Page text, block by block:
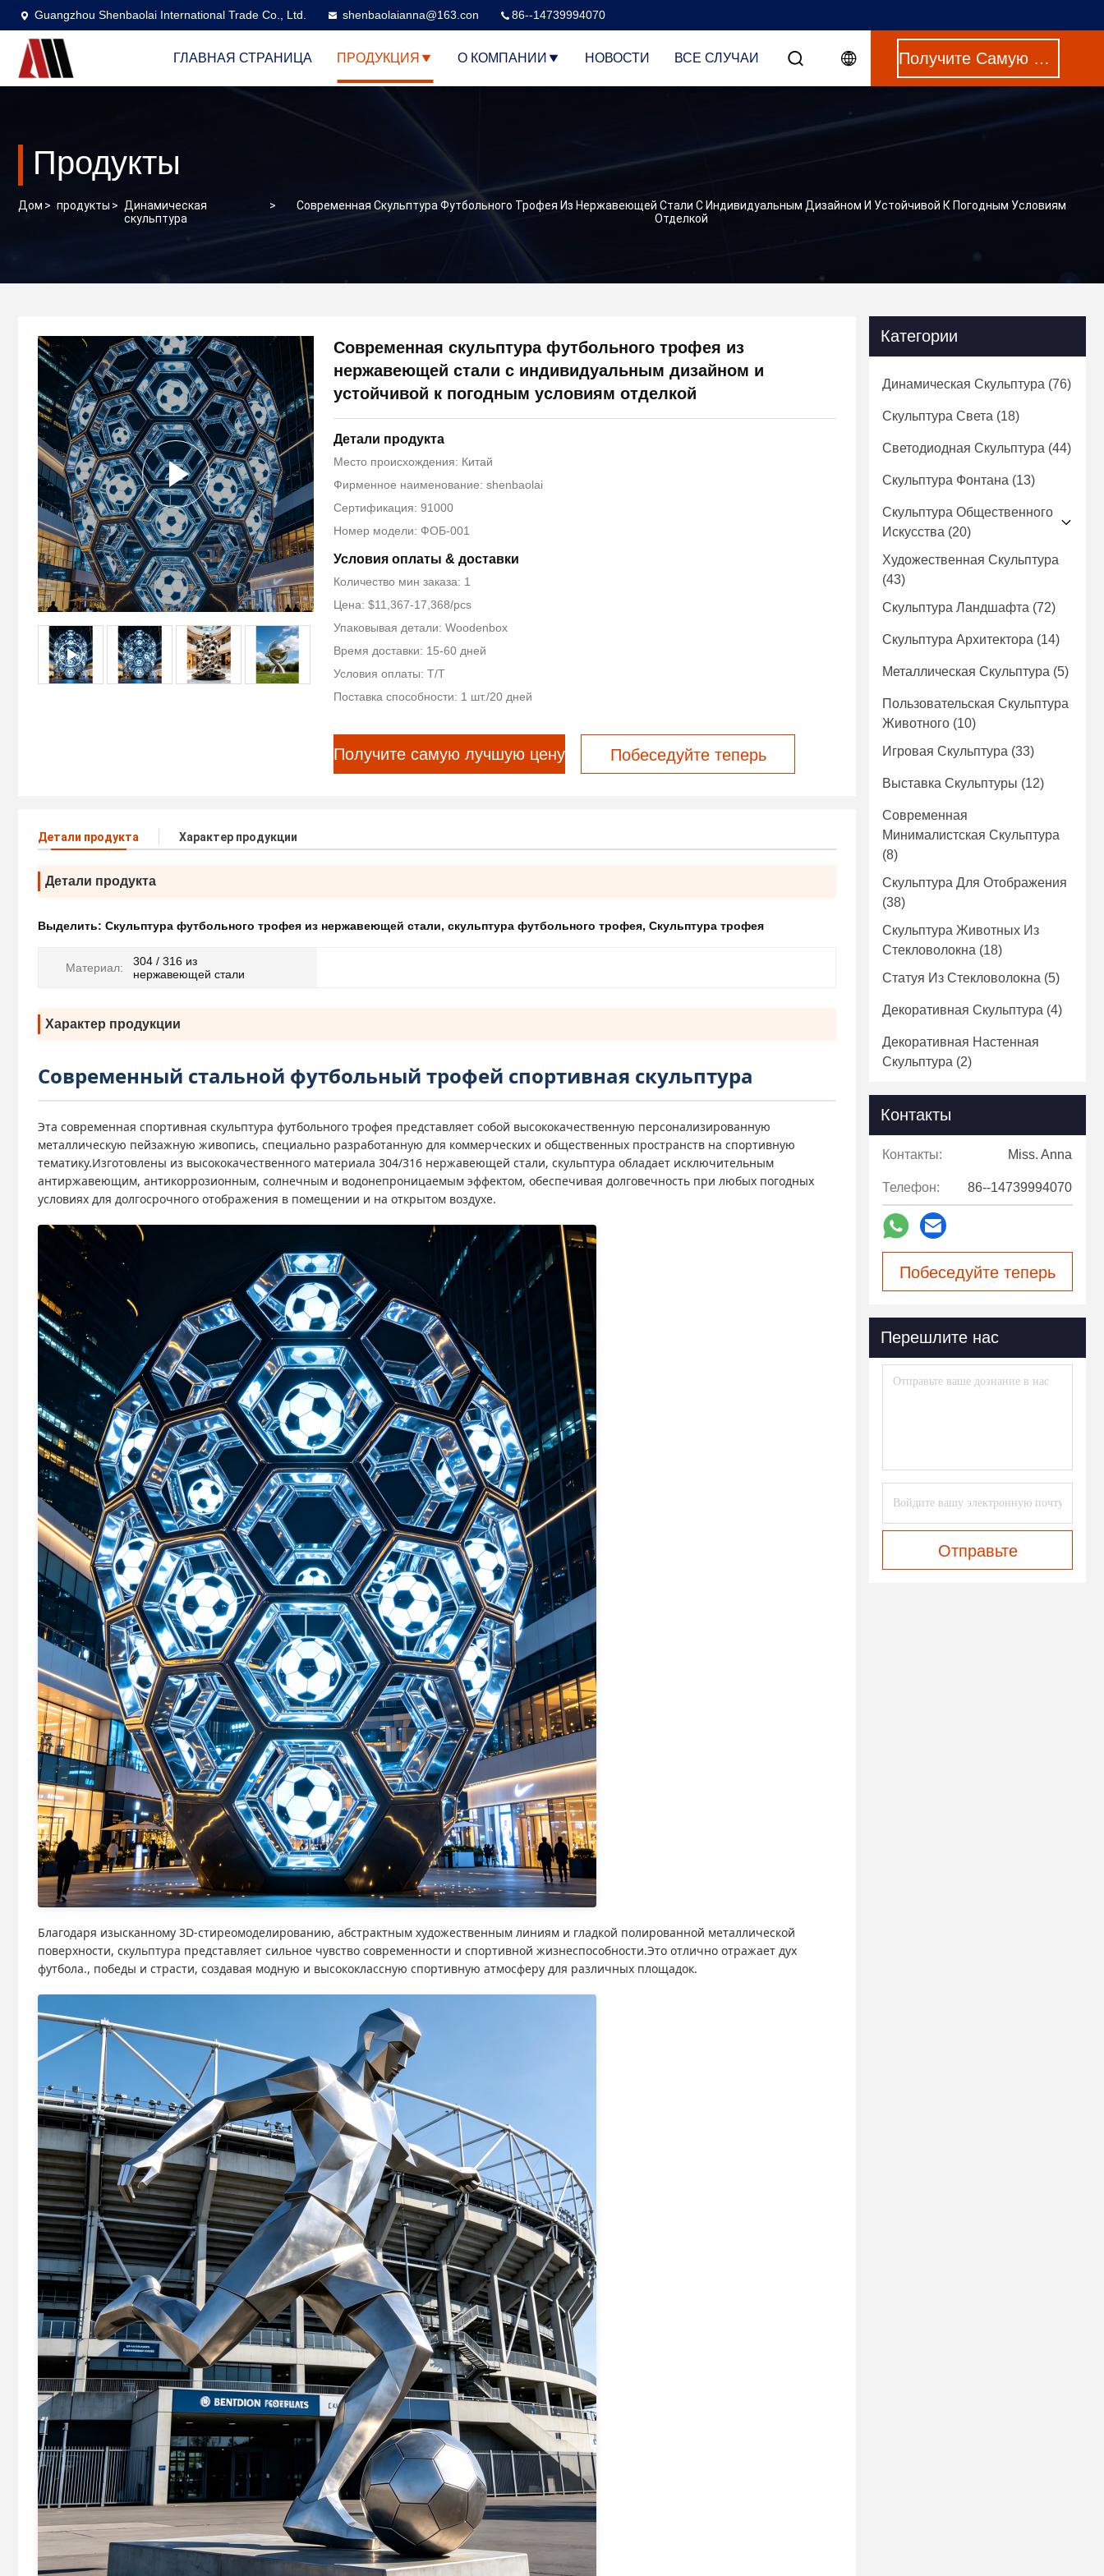
Guangzhou Shenbaolai International Trade Co., Ltd. shenbaolaianna@163.con 86--14739994070
ГЛАВНАЯ СТРАНИЦА ПРОДУКЦИЯ О КОМПАНИИ НОВОСТИ ВСЕ СЛУЧАИ Получите Самую Лучшую Цену
Продукты
Дом > продукты > Динамическая
скульптура
>
Современная Скульптура Футбольного Трофея Из Нержавеющей Стали С Индивидуальным Дизайном И Устойчивой К Погодным Условиям
Отделкой
Современная скульптура футбольного трофея из
нержавеющей стали с индивидуальным дизайном и
устойчивой к погодным условиям отделкой
Детали продукта
Место происхождения: Китай
Фирменное наименование: shenbaolai
Сертификация: 91000
Номер модели: ФОБ-001
Условия оплаты & доставки
Количество мин заказа: 1
Цена: $11,367-17,368/pcs
Упаковывая детали: Woodenbox
Время доставки: 15-60 дней
Условия оплаты: Т/Т
Поставка способности: 1 шт./20 дней
Получите самую лучшую цену Побеседуйте теперь
Детали продукта Характер продукции
Детали продукта
Выделить: Скульптура футбольного трофея из нержавеющей стали, скульптура футбольного трофея, Скульптура трофея
Материал:
304 / 316 из
нержавеющей стали
Характер продукции
Современный стальной футбольный трофей спортивная скульптура
Эта современная спортивная скульптура футбольного трофея представляет собой высококачественную персонализированную
металлическую пейзажную живопись, специально разработанную для коммерческих и общественных пространств на спортивную
тематику.Изготовлены из высококачественного материала 304/316 нержавеющей стали, скульптура обладает исключительным
антиржавеющим, антикоррозионным, солнечным и водонепроницаемым эффектом, обеспечивая долговечность при любых погодных
условиях для долгосрочного отображения в помещении и на открытом воздухе.
Благодаря изысканному 3D-стиреомоделированию, абстрактным художественным линиям и гладкой полированной металлической
поверхности, скульптура представляет сильное чувство современности и спортивной жизнеспособности.Это отлично отражает дух
футбола., победы и страсти, создавая модную и высококлассную спортивную атмосферу для различных площадок.
Категории
Динамическая Скульптура (76)
Скульптура Света (18)
Светодиодная Скульптура (44)
Скульптура Фонтана (13)
Скульптура Общественного
Искусства (20)
Художественная Скульптура
(43)
Скульптура Ландшафта (72)
Скульптура Архитектора (14)
Металлическая Скульптура (5)
Пользовательская Скульптура
Животного (10)
Игровая Скульптура (33)
Выставка Скульптуры (12)
Современная
Минималистская Скульптура
(8)
Скульптура Для Отображения
(38)
Скульптура Животных Из
Стекловолокна (18)
Статуя Из Стекловолокна (5)
Декоративная Скульптура (4)
Декоративная Настенная
Скульптура (2)
Контакты
Контакты: Miss. Anna
Телефон: 86--14739994070
Побеседуйте теперь
Перешлите нас
Отправьте